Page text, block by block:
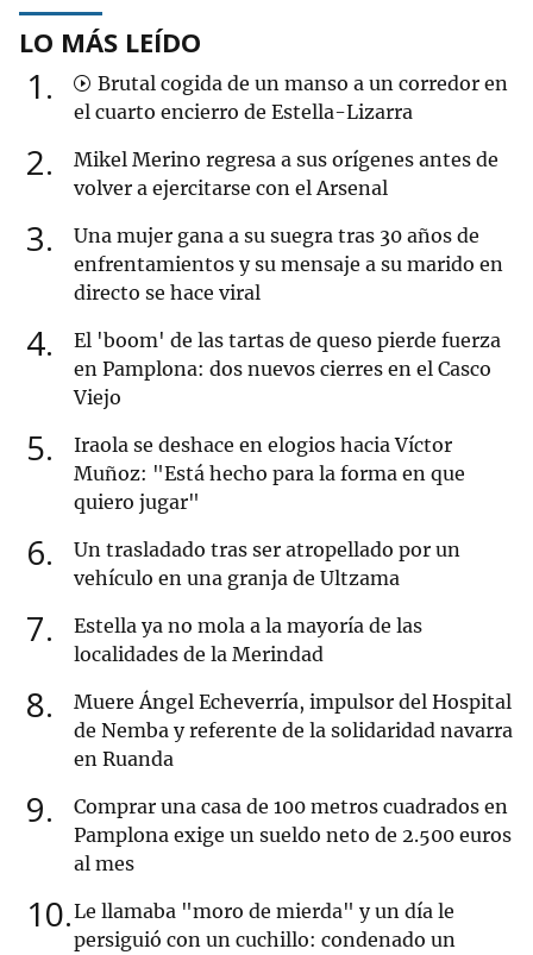
LO MÁS LEÍDO
1
Brutal cogida de un manso a un corredor en
el cuarto encierro de Estella-Lizarra
2
Mikel Merino regresa a sus orígenes antes de
volver a ejercitarse con el Arsenal
3
Una mujer gana a su suegra tras 30 años de
enfrentamientos y su mensaje a su marido en
directo se hace viral
4
El 'boom' de las tartas de queso pierde fuerza
en Pamplona: dos nuevos cierres en el Casco
Viejo
5
Iraola se deshace en elogios hacia Víctor
Muñoz: "Está hecho para la forma en que
quiero jugar"
6
Un trasladado tras ser atropellado por un
vehículo en una granja de Ultzama
7
Estella ya no mola a la mayoría de las
localidades de la Merindad
8
Muere Ángel Echeverría, impulsor del Hospital
de Nemba y referente de la solidaridad navarra
en Ruanda
9
Comprar una casa de 100 metros cuadrados en
Pamplona exige un sueldo neto de 2.500 euros
al mes
10 Le llamaba "moro de mierda" y un día le
persiguió con un cuchillo: condenado un